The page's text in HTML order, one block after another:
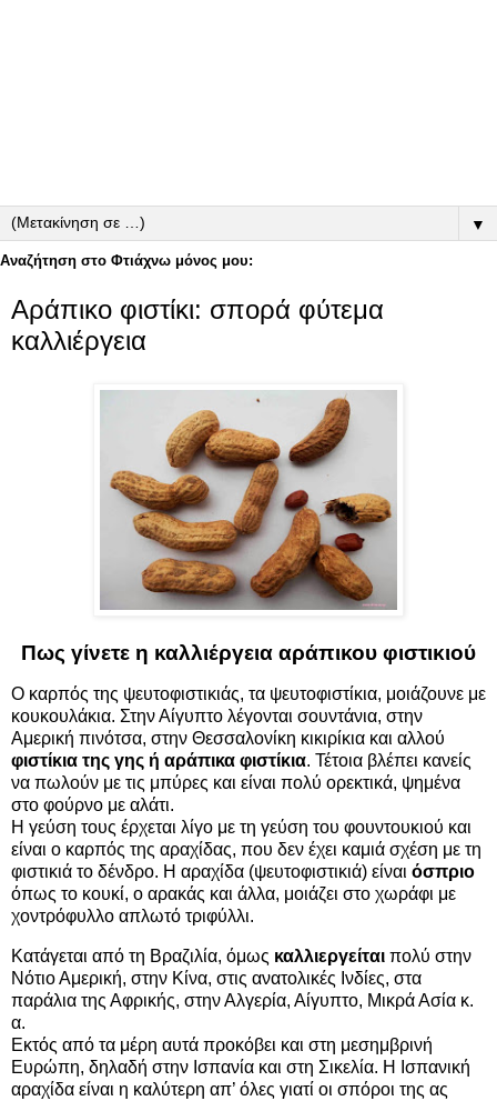
▼
Αναζήτηση στο Φτιάχνω μόνος μου:
Αράπικο φιστίκι: σπορά φύτεμα
καλλιέργεια
Πως γίνετε η καλλιέργεια αράπικου φιστικιού
Ο καρπός της ψευτοφιστικιάς, τα ψευτοφιστίκια, μοιάζουνε με
κουκουλάκια. Στην Αίγυπτο λέγονται σουντάνια, στην
Αμερική πινότσα, στην Θεσσαλονίκη κικιρίκια και αλλού
φιστίκια της γης ή αράπικα φιστίκια. Τέτοια βλέπει κανείς
να πωλούν με τις μπύρες και είναι πολύ ορεκτικά, ψημένα
στο φούρνο με αλάτι.
Η γεύση τους έρχεται λίγο με τη γεύση του φουντουκιού και
είναι ο καρπός της αραχίδας, που δεν έχει καμιά σχέση με τη
φιστικιά το δένδρο. Η αραχίδα (ψευτοφιστικιά) είναι όσπριο
όπως το κουκί, ο αρακάς και άλλα, μοιάζει στο χωράφι με
χοντρόφυλλο απλωτό τριφύλλι.
Κατάγεται από τη Βραζιλία, όμως καλλιεργείται πολύ στην
Νότιο Αμερική, στην Κίνα, στις ανατολικές Ινδίες, στα
παράλια της Αφρικής, στην Αλγερία, Αίγυπτο, Μικρά Ασία κ.
α.
Εκτός από τα μέρη αυτά προκόβει και στη μεσημβρινή
Ευρώπη, δηλαδή στην Ισπανία και στη Σικελία. Η Ισπανική
αραχίδα είναι η καλύτερη απ’ όλες γιατί οι σπόροι της ας